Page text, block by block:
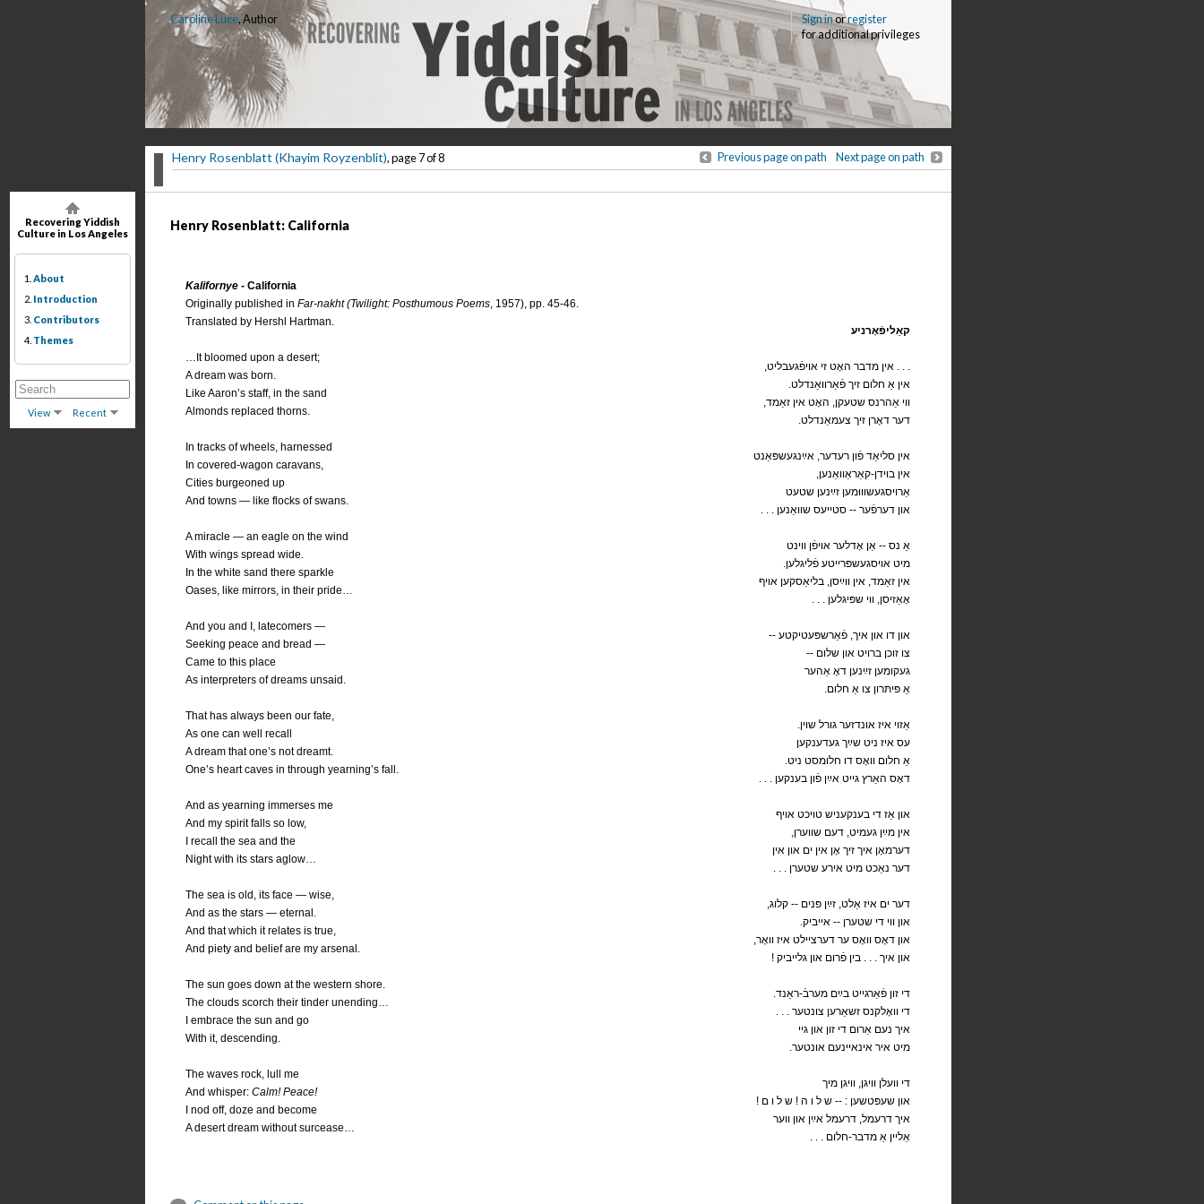
Recovering Yiddish
Culture in Los Angeles
1. About
2. Introduction
3. Contributors
4. Themes
View Recent
Sign inorregister
for additional privileges
Caroline Luce, Author
Henry Rosenblatt (Khayim Royzenblit), page 7 of 8 Previous page on path Next page on path
Henry Rosenblatt: California
Kalifornye - California
Originally published inFar-nakht (Twilight: Posthumous Poems, 1957), pp. 45-46.
Translated by Hershl Hartman.
…It bloomed upon a desert;
A dream was born.
Like Aaron’s staff, in the sand
Almonds replaced thorns.
In tracks of wheels, harnessed
In covered-wagon caravans,
Cities burgeoned up
And towns — like flocks of swans.
A miracle — an eagle on the wind
With wings spread wide.
In the white sand there sparkle
Oases, like mirrors, in their pride…
And you and I, latecomers —
Seeking peace and bread —
Came to this place
As interpreters of dreams unsaid.
That has always been our fate,
As one can well recall
A dream that one’s not dreamt.
One’s heart caves in through yearning’s fall.
And as yearning immerses me
And my spirit falls so low,
I recall the sea and the
Night with its stars aglow…
The sea is old, its face — wise,
And as the stars — eternal.
And that which it relates is true,
And piety and belief are my arsenal.
The sun goes down at the western shore.
The clouds scorch their tinder unending…
I embrace the sun and go
With it, descending.
The waves rock, lull me
And whisper:Calm! Peace!
I nod off, doze and become
A desert dream without surcease…
קאַליפֿאָרניע
,אין מדבר האָט זי אויפֿגעבליט . . .
.אין אַ חלום זיך פֿאַרוואַנדלט
,ווי אַהרנס שטעקן, האָט אין זאַמד
.דער דאָרן זיך צעמאַנדלט
אין סליאַד פֿון רעדער, אײַנגעשפּאַנט
,אין בוידן-קאַראַוואַנען
אַרויסגעשוווּמען זײַנען שטעט
. . . און דערפֿער -- סטייעס שוואַנען
אַ נס -- אַן אָדלער אויפֿן ווינט
.מיט אויסגעשפּרייטע פֿליגלען
אין זאַמד, אין װײַסן, בליאַסקען אויף
. . . אָאַזיסן, ווי שפּיגלען
-- און דו און איך, פֿאַרשפּעטיקטע
-- צו זוכן ברויט און שלום
געקומען זײַנען דאָ אַהער
.אַ פּיתּרון צו אַ חלום
.אַזוי איז אונדזער גורל שוין
עס איז ניט שײַך געדענקען
.אַ חלום וואָס דו חלומסט ניט
. . . דאָס האַרץ גייט אײַן פֿון בענקען
און אַז די בענקעניש טויכט אויף
,אין מײַן געמיט, דעם שווערן
דערמאָן איך זיך אָן אין ים און אין
. . . דער נאַכט מיט אירע שטערן
,דער ים איז אַלט, זײַן פּנים -- קלוג
.און ווי די שטערן -- אייביק
,און דאָס וואָס ער דערציילט איז וואָר
! און איך . . . בין פֿרום און גלייביק
.די זון פֿאַרגייט בײַם מערבֿ-ראַנד
. . . די וואָלקנס זשאַרען צונטער
איך נעם אַרום די זון און גיי
.מיט איר אינאיינעם אונטער
די וועלן וויגן, וויגן מיך
! און שעפּטשען : -- ש ל ו ה ! ש ל ו ם
איך דרעמל, דרעמל אײַן און ווער
. . . אַליין אַ מדבר-חלום